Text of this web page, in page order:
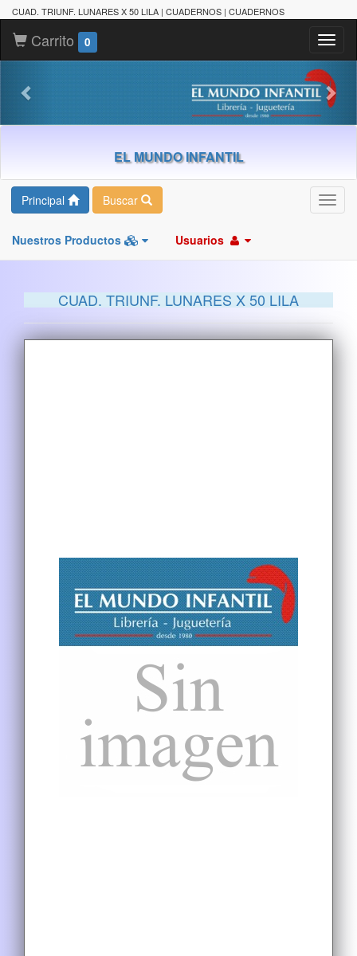
CUAD. TRIUNF. LUNARES X 50 LILA | CUADERNOS | CUADERNOS
Carrito 0
EL MUNDO INFANTIL
Principal Buscar
Nuestros Productos Usuarios
CUAD. TRIUNF. LUNARES X 50 LILA